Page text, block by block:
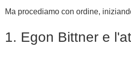
Ma procediamo con ordine,
1. Egon Bittner e